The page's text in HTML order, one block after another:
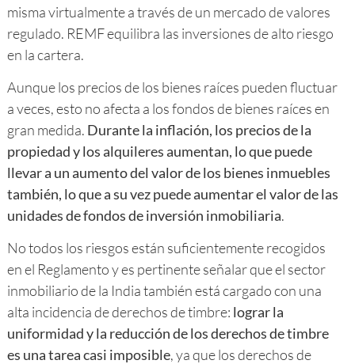
misma virtualmente a través de un mercado de valores
regulado. REMF equilibra las inversiones de alto riesgo
en la cartera.
Aunque los precios de los bienes raíces pueden fluctuar
a veces, esto no afecta a los fondos de bienes raíces en
gran medida. Durante la inflación, los precios de la
propiedad y los alquileres aumentan, lo que puede
llevar a un aumento del valor de los bienes inmuebles
también, lo que a su vez puede aumentar el valor de las
unidades de fondos de inversión inmobiliaria.
No todos los riesgos están suficientemente recogidos
en el Reglamento y es pertinente señalar que el sector
inmobiliario de la India también está cargado con una
alta incidencia de derechos de timbre: lograr la
uniformidad y la reducción de los derechos de timbre
es una tarea casi imposible, ya que los derechos de